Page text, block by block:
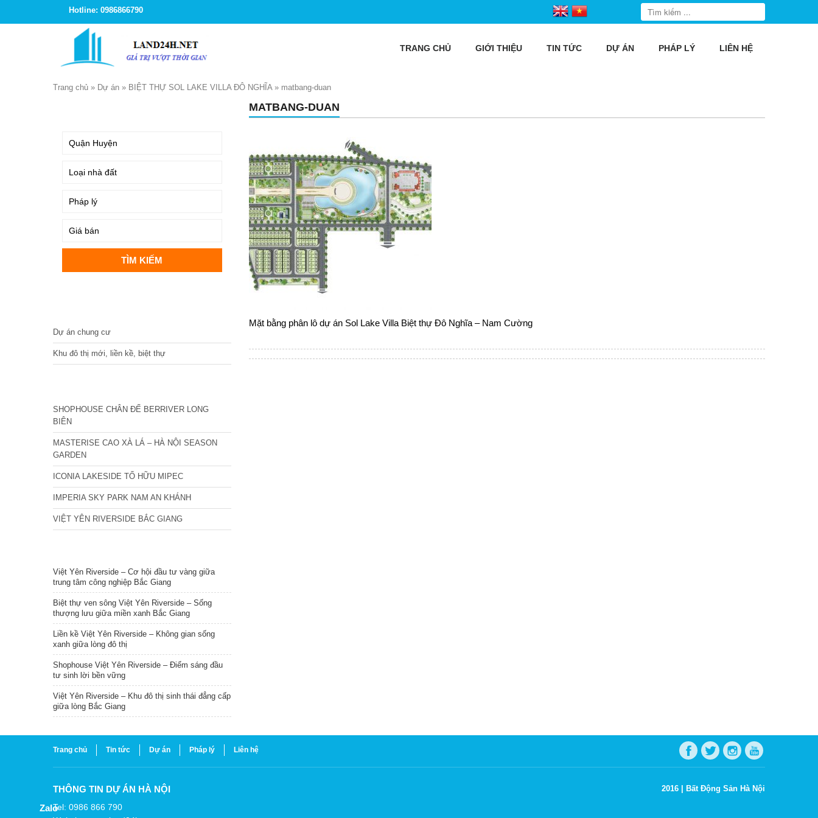
Hotline: 0986866790
TRANG CHỦ GIỚI THIỆU TIN TỨC DỰ ÁN PHÁP LÝ LIÊN HỆ
Trang chủ » Dự án » BIỆT THỰ SOL LAKE VILLA ĐÔ NGHĨA» matbang-duan
MATBANG-DUAN
Mặt bằng phân lô dự án Sol Lake Villa Biệt thự Đô Nghĩa – Nam Cường
Dự án chung cư
Khu đô thị mới, liền kề, biệt thự
SHOPHOUSE CHÂN ĐẾ BERRIVER LONG
BIÊN
MASTERISE CAO XÀ LÁ – HÀ NỘI SEASON
GARDEN
ICONIA LAKESIDE TỐ HỮU MIPEC
IMPERIA SKY PARK NAM AN KHÁNH
VIỆT YÊN RIVERSIDE BẮC GIANG
Việt Yên Riverside – Cơ hội đầu tư vàng giữa
trung tâm công nghiệp Bắc Giang
Biệt thự ven sông Việt Yên Riverside – Sống
thượng lưu giữa miền xanh Bắc Giang
Liền kề Việt Yên Riverside – Không gian sống
xanh giữa lòng đô thị
Shophouse Việt Yên Riverside – Điểm sáng đầu
tư sinh lời bền vững
Việt Yên Riverside – Khu đô thị sinh thái đẳng cấp
giữa lòng Bắc Giang
Trang chủ Tin tức Dự án Pháp lý Liên hệ
THÔNG TIN DỰ ÁN HÀ NỘI
Tel: 0986 866 790
2016 | Bất Động Sản Hà Nội
Zalo